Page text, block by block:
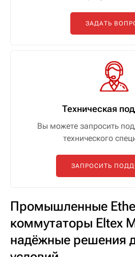
ЗАДАТЬ
Техническая
Вы можете запросить
технического
ЗАПРОСИТЬ
Промышленные
коммутаторы Eltex
надёжные решения